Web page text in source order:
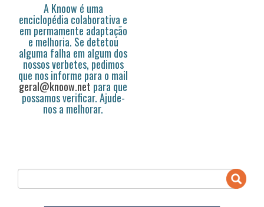
A Knoow é uma
enciclopédia colaborativa e
em permamente adaptação
e melhoria. Se detetou
alguma falha em algum dos
nossos verbetes, pedimos
que nos informe para o mail
geral@knoow.net para que
possamos verificar. Ajude-
nos a melhorar.